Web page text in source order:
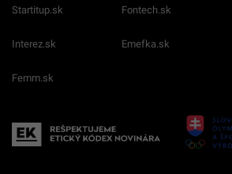
Startitup.sk Fontech.sk
Interez.sk Emefka.sk
Femm.sk